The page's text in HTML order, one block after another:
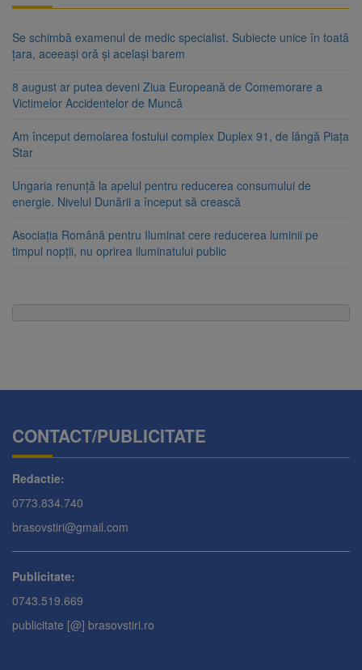
Se schimbă examenul de medic specialist. Subiecte unice în toată
țara, aceeași oră și același barem
8 august ar putea deveni Ziua Europeană de Comemorare a
Victimelor Accidentelor de Muncă
Am început demolarea fostului complex Duplex 91, de lângă Piața
Star
Ungaria renunță la apelul pentru reducerea consumului de
energie. Nivelul Dunării a început să crească
Asociația Română pentru Iluminat cere reducerea luminii pe
timpul nopții, nu oprirea iluminatului public
CONTACT/PUBLICITATE
Redactie:
0773.834.740
brasovstiri@gmail.com
Publicitate:
0743.519.669
publicitate [@] brasovstiri.ro